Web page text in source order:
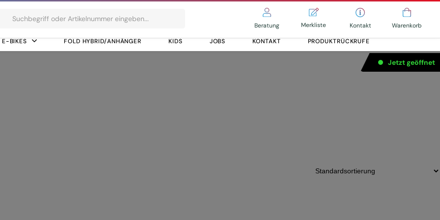
Beratung Merkliste Kontakt
Warenkorb
E-BIKES FOLD HYBRID/ANHÄNGER KIDS JOBS KONTAKT PRODUKTRÜCKRUFE
Jetzt geöffnet